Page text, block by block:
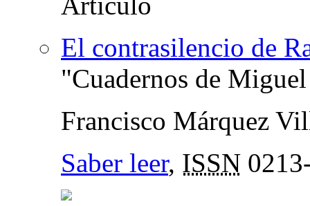
El contrasilencio de
"Cuadernos de
Francisco Márquez
Saber leer, ISSN